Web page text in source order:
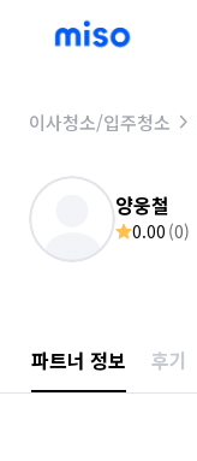
이사청소/입주청소
양웅철
0.00 (0)
파트너 정보 후기